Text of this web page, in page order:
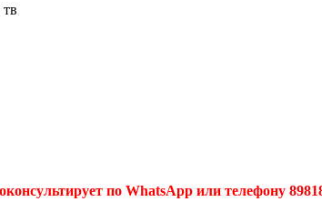
по WhatsApp или телефону